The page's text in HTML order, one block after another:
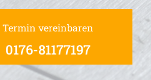
Termin vereinbaren
0176-81177197